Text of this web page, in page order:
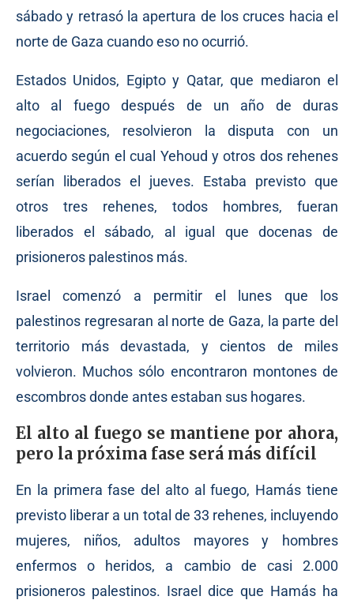
sábado y retrasó la apertura de los cruces hacia el
norte de Gaza cuando eso no ocurrió.
Estados Unidos, Egipto y Qatar, que mediaron el
alto al fuego después de un año de duras
negociaciones, resolvieron la disputa con un
acuerdo según el cual Yehoud y otros dos rehenes
serían liberados el jueves. Estaba previsto que
otros tres rehenes, todos hombres, fueran
liberados el sábado, al igual que docenas de
prisioneros palestinos más.
Israel comenzó a permitir el lunes que los
palestinos regresaran al norte de Gaza, la parte del
territorio más devastada, y cientos de miles
volvieron. Muchos sólo encontraron montones de
escombros donde antes estaban sus hogares.
El alto al fuego se mantiene por ahora,
pero la próxima fase será más difícil
En la primera fase del alto al fuego, Hamás tiene
previsto liberar a un total de 33 rehenes, incluyendo
mujeres, niños, adultos mayores y hombres
enfermos o heridos, a cambio de casi 2.000
prisioneros palestinos. Israel dice que Hamás ha